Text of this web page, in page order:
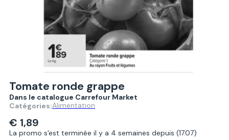
Tomate ronde grappe
Dans le catalogue Carrefour Market
Catégories:Alimentation
€ 1,89
La promo s'est terminée il y a 4 semaines depuis (17.07)